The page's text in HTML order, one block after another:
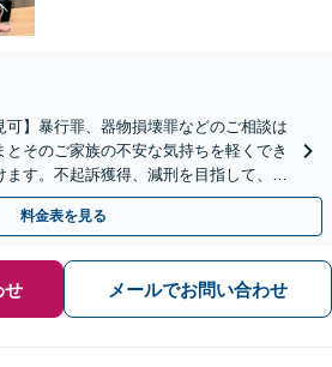
可】暴行罪、器物損壊罪などのご相談は
そのご家族の不安な気持ちを軽くでき
す。不起訴獲得、減刑を目指して、最
3分】
料金表を見る
せ メールでお問い合わせ